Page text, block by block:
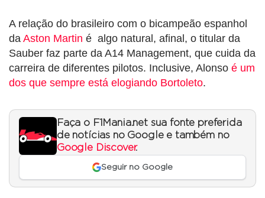
A relação do brasileiro com o bicampeão espanhol
da Aston Martin é algo natural, afinal, o titular da
Sauber faz parte da A14 Management, que cuida da
carreira de diferentes pilotos. Inclusive, Alonso é um
dos que sempre está elogiando Bortoleto.
Faça o F1Mania.net sua fonte preferida
de notícias no Google e também no
Google Discover.
Seguir no Google